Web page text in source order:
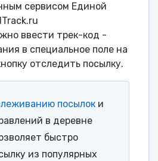
сервисом Единой
ввести трек-код -
в специальное поле на
отследить посылку.
посылок и
в деревне
быстро
из популярных